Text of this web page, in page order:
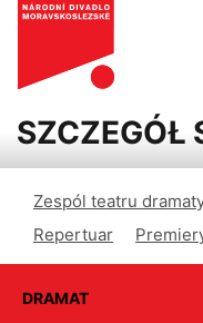
SZCZEGÓŁ
Zespól teatru
Repertuar
DRAMAT